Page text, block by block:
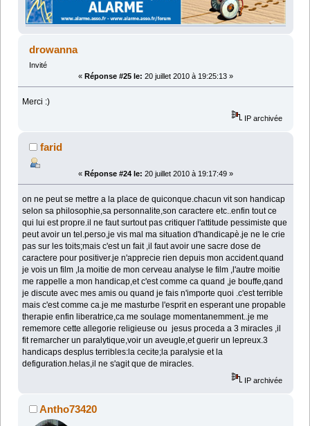
drowanna
Invité
« Réponse #25 le: 20 juillet 2010 à 19:25:13 »
Merci :)
IP archivée
farid
« Réponse #24 le: 20 juillet 2010 à 19:17:49 »
on ne peut se mettre a la place de quiconque.chacun vit son handicap
selon sa philosophie,sa personnalite,son caractere etc..enfin tout ce
qui lui est propre.il ne faut surtout pas critiquer l'attitude pessimiste que
peut avoir un tel.perso,je vis mal ma situation d'handicapè.je ne le crie
pas sur les toits;mais c'est un fait ,il faut avoir une sacre dose de
caractere pour positiver.je n'apprecie rien depuis mon accident.quand
je vois un film ,la moitie de mon cerveau analyse le film ,l'autre moitie
me rappelle a mon handicap,et c'est comme ca quand ,je bouffe,qand
je discute avec mes amis ou quand je fais n'importe quoi .c'est terrible
mais c'est comme ca.je me masturbe l'esprit en esperant une propable
therapie enfin liberatrice,ca me soulage momentanemment..je me
rememore cette allegorie religieuse ou jesus proceda a 3 miracles ,il
fit remarcher un paralytique,voir un aveugle,et guerir un lepreux.3
handicaps desplus terribles:la cecite;la paralysie et la
defiguration.helas,il ne s'agit que de miracles.
IP archivée
Antho73420